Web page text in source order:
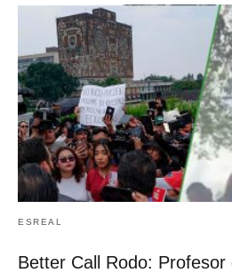
ESREAL
Better Call Rodo: Profesor